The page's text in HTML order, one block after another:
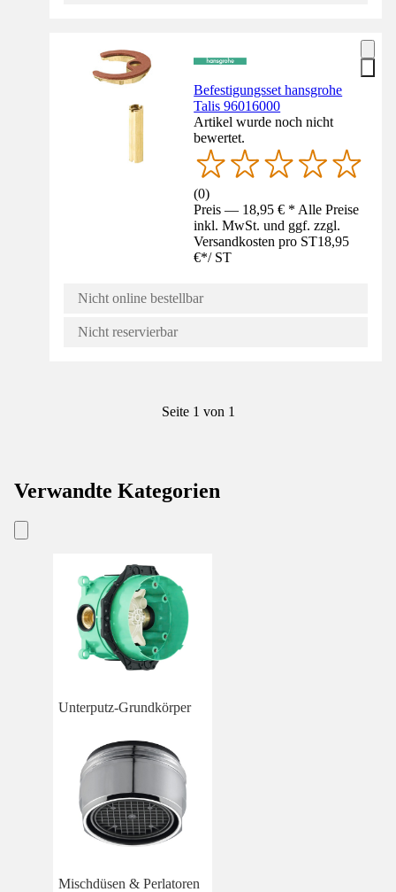
Befestigungsset hansgrohe
Talis 96016000
Artikel wurde noch nicht
bewertet.
(0)
Preis — 18,95 € * Alle Preise
inkl. MwSt. und ggf. zzgl.
Versandkosten pro ST18,95
€*/ ST
Nicht online bestellbar
Nicht reservierbar
Seite 1 von 1
Verwandte Kategorien
Unterputz-Grundkörper
Mischdüsen & Perlatoren